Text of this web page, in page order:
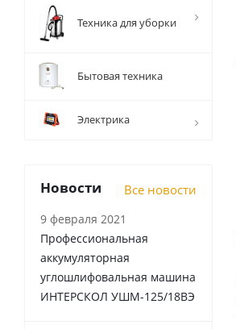
Техника для уборки
Бытовая техника
Электрика
Новости Все новости
9 февраля 2021
Профессиональная
аккумуляторная
углошлифовальная машина
ИНТЕРСКОЛ УШМ-125/18ВЭ